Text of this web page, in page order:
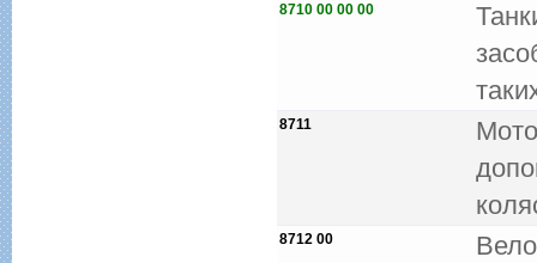
8710 00 00 00
8711
8712 00